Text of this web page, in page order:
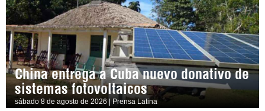
China entrega a Cuba nuevo donativo de
sistemas fotovoltaicos
sábado 8 de agosto de 2026 | Prensa Latina